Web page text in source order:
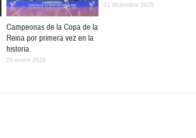
Campeonas de la Copa de la
Reina por primera vez en la
historia
26 enero 2026
01 diciembre 2025